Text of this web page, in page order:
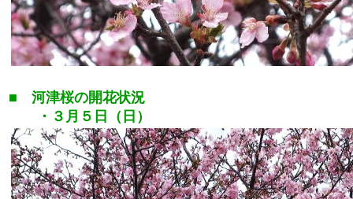
■ 河津桜の開花状況
・３月５日（日）